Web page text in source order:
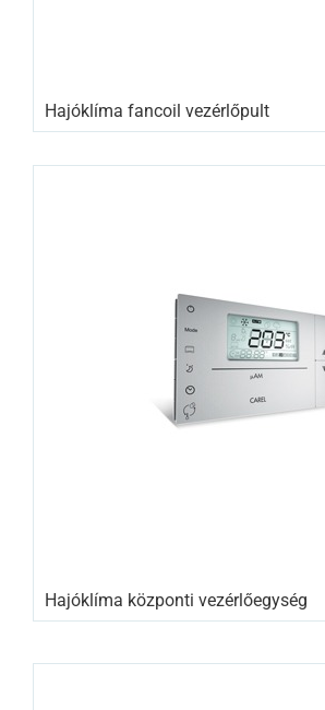
Hajóklíma fancoil vezérlőpult
Hajóklíma központi vezérlőegység